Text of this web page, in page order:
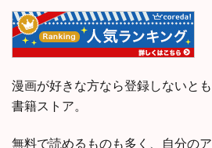
漫画が好きな方なら登録しないと
書籍ストア。
無料で読めるものも多く、自分の